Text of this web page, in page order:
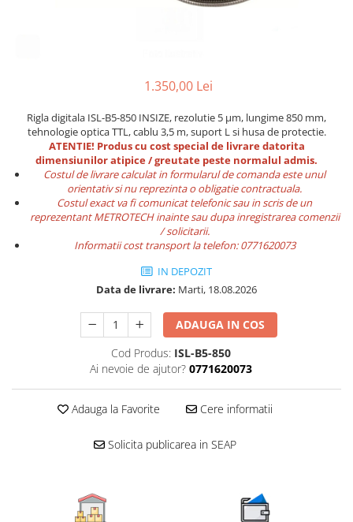
1.350,00 Lei
Rigla digitala ISL-B5-850 INSIZE, rezolutie 5 μm, lungime 850 mm,
tehnologie optica TTL, cablu 3,5 m, suport L si husa de protectie.
ATENTIE! Produs cu cost special de livrare datorita
dimensiunilor atipice / greutate peste normalul admis.
Costul de livrare calculat in formularul de comanda este unul
orientativ si nu reprezinta o obligatie contractuala.
Costul exact va fi comunicat telefonic sau in scris de un
reprezentant METROTECH inainte sau dupa inregistrarea comenzii
/ solicitarii.
Informatii cost transport la telefon:0771620073
IN DEPOZIT
Data de livrare: Marti, 18.08.2026
ADAUGA IN COS
Cod Produs: ISL-B5-850
Ai nevoie de ajutor? 0771620073
Adauga la Favorite Cere informatii
Solicita publicarea in SEAP